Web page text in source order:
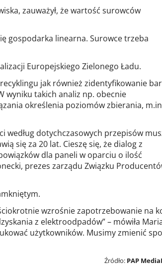
zauważył, że wartość surowców
gospodarka linearna. Surowce trzeba
Europejskiego Zielonego Ładu.
jak również zidentyfikowanie
wyniku takich analiz np. obecnie
określenia poziomów zbierania,
według dotychczasowych przepisów
się za 20 lat. Cieszę się, że dialog z
dla paneli w oparciu o ilość
prezes zarządu Związku
wzrośnie zapotrzebowanie na
z elektroodpadów” – mówiła
użytkowników. Musimy zmienić
Źródło: PAP